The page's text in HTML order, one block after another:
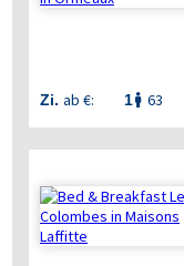
Zi. ab €: 1 63